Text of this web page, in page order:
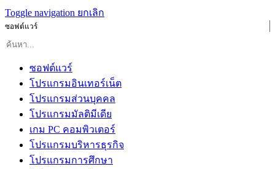
Toggle navigation ยกเลิก
ซอฟต์แวร์
ซอฟต์แวร์
โปรแกรมอินเทอร์เน็ต
โปรแกรมส่วนบุคคล
โปรแกรมมัลติมีเดีย
เกม PC คอมพิวเตอร์
โปรแกรมบริหารธุรกิจ
โปรแกรมการศึกษา